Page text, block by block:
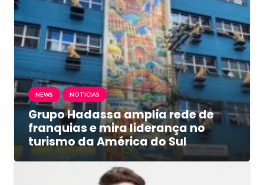
NEWS NOTICIAS
Grupo Hadassa amplia rede de
franquias e mira liderança no
turismo da América do Sul